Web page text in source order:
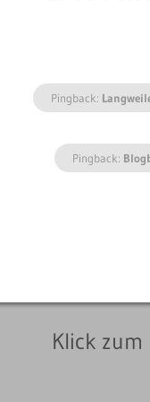
Pingback:
Pingback: